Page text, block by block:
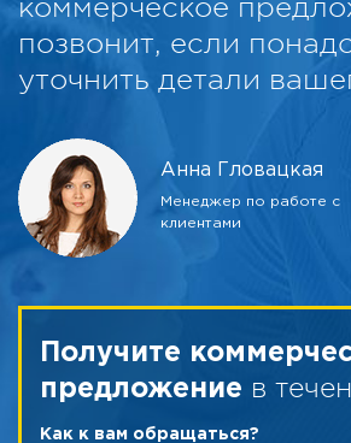
коммерческое
позвонит, если
уточнить детали
Анна Гловацкая
Менеджер по работе с
клиентами
Получите
предложение в
Как к вам обращаться?